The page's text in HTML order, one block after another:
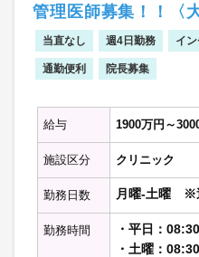
※記載の件数
管理医師募集！！〈
当直なし 週4日勤務 イ
通勤便利 院長募集
給与
施設区分 クリニック
勤務日数 月曜-土曜 ※
勤務時間
・平日：
・土曜：